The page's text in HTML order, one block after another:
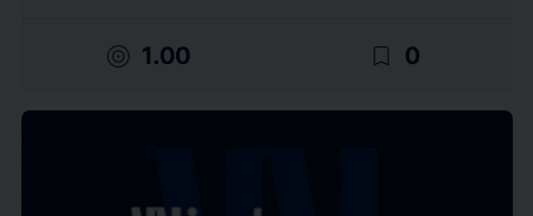
target 1.00 bookmark_border 0